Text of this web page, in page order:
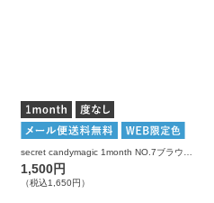
secret candymagic 1month NO.7ブラウン 度なし 1枚入り×2箱 計2枚 シークレットキャンディーマジック カラコン
1,500円
（税込1,650円）